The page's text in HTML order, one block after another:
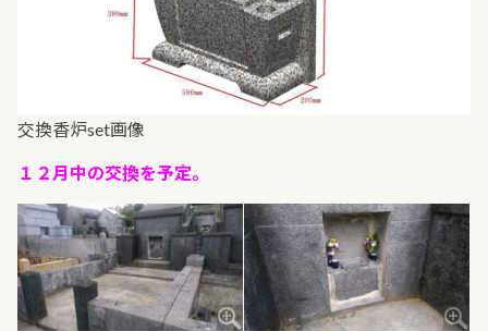
交換香炉set画像
１２月中の交換を予定。